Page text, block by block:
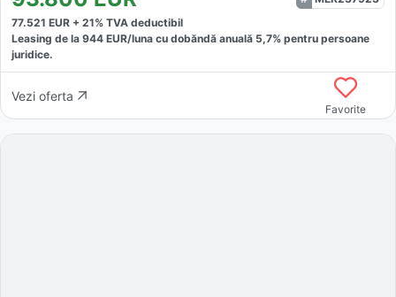
77.521 EUR + 21% TVA deductibil
Leasing de la 944 EUR/luna cu dobăndă anuală 5,7% pentru persoane
juridice.
Vezi oferta
Favorite